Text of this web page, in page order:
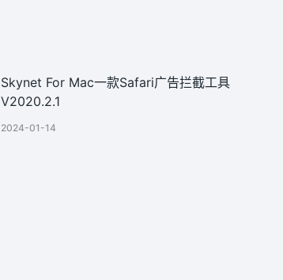
Skynet For Mac一款Safari广告拦截工具
V2020.2.1
2024-01-14